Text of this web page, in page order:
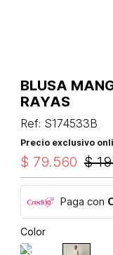
BLUSA
RAYAS
Ref: S174533B
Precio exclusivo
$
$ 79.560
Paga con
Color